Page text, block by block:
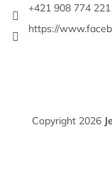
+421 908 774 221
https://
Copyright 2026